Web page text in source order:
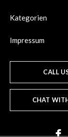
Kategorien
Impressum
CALL
CHAT